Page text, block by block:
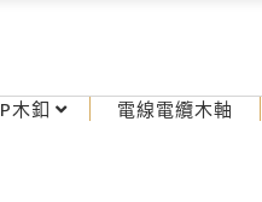
P木釦 電線電纜木軸